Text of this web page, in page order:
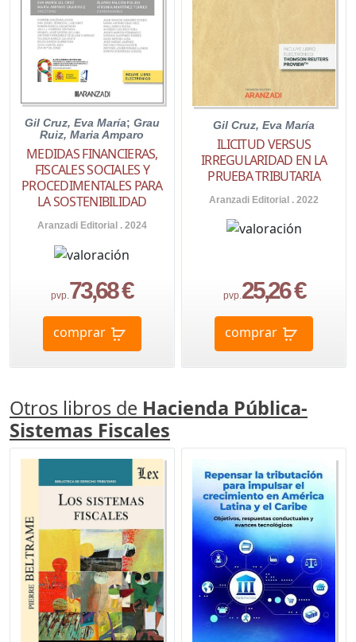
Gil Cruz, Eva María; Grau
Ruiz, Maria Amparo
MEDIDAS FINANCIERAS,
FISCALES SOCIALES Y
PROCEDIMENTALES PARA
LA SOSTENIBILIDAD
Aranzadi Editorial . 2024
pvp.73,68 €
comprar
Gil Cruz, Eva María
ILICITUD VERSUS
IRREGULARIDAD EN LA
PRUEBA TRIBUTARIA
Aranzadi Editorial . 2022
pvp.25,26 €
comprar
Otros libros de Hacienda Pública-
Sistemas Fiscales